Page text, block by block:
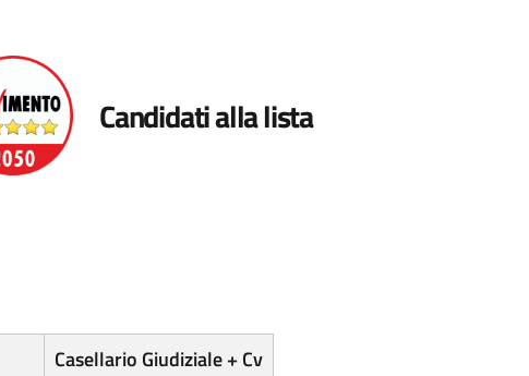
Candidati alla lista
Casellario Giudiziale + Cv